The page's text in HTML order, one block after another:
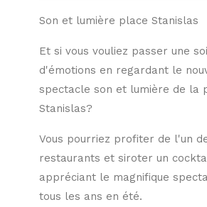
Son et lumière place Stanislas
Et si vous vouliez passer une
d'émotions en regardant le
spectacle son et lumière de la
Stanislas?
Vous pourriez profiter de l'un
restaurants et siroter un
appréciant le magnifique
tous les ans en été.